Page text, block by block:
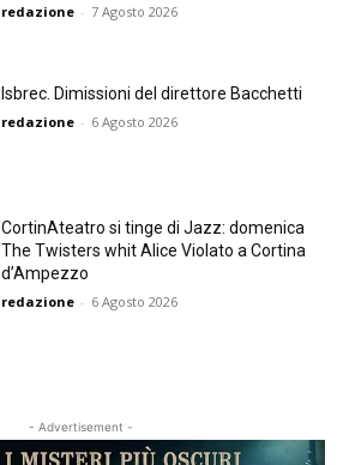
redazione - 7 Agosto 2026
Isbrec. Dimissioni del direttore Bacchetti
redazione - 6 Agosto 2026
CortinAteatro si tinge di Jazz: domenica
The Twisters whit Alice Violato a Cortina
d’Ampezzo
redazione - 6 Agosto 2026
- Advertisement -